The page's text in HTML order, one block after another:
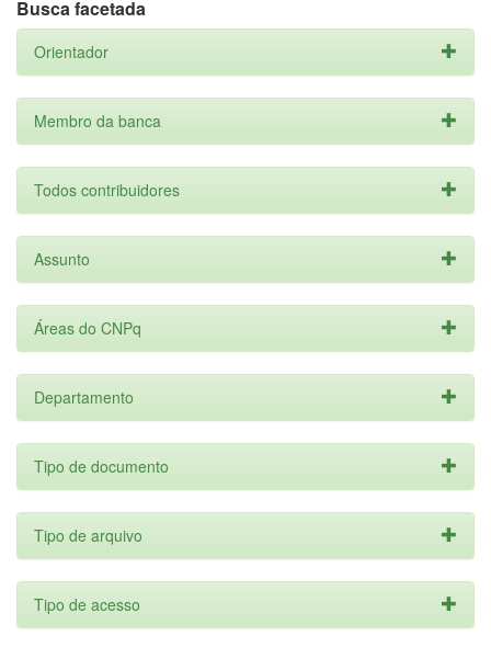
Busca facetada
Orientador
Membro da banca
Todos contribuidores
Assunto
Áreas do CNPq
Departamento
Tipo de documento
Tipo de arquivo
Tipo de acesso